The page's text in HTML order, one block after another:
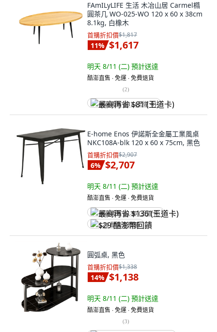
FAmILyLIFE 生活 木冶山居 Carmel橢
圓茶几 WO-025-WO 120 x 60 x 38cm
8.1kg, 白橡木
首購折扣價$1,817
11% $1,617
明天 8/11 (二) 預計送達
酷澎直售 ∙ 免運 ∙ 免費退貨
(2)
最高再省 $81 (王道卡)
E-home Enos 伊諾斯全金屬工業風桌
NKC108A-blk 120 x 60 x 75cm, 黑色
首購折扣價$2,907
6% $2,707
明天 8/11 (二) 預計送達
酷澎直售 ∙ 免運 ∙ 免費退貨
最高再省 $136 (王道卡)
$29 酷澎幣回饋
圓弧桌, 黑色
首購折扣價$1,338
14% $1,138
明天 8/11 (二) 預計送達
酷澎直售 ∙ 免運 ∙ 免費退貨
(3)